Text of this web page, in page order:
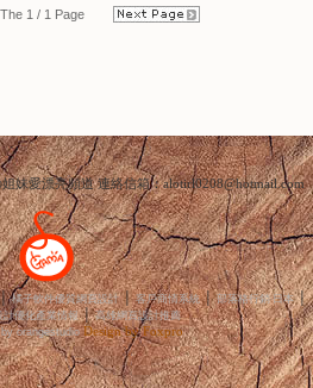
The 1 / 1 Page
妹愛漂亮頻道 連絡信箱：alotirl0208@hotmail.com
橘子軟件優質網頁設計│客戶商情系統│部落格行銷‧日本│
計優化產業情報│高雄網頁設計推薦
orangestudio Design by Foxpro